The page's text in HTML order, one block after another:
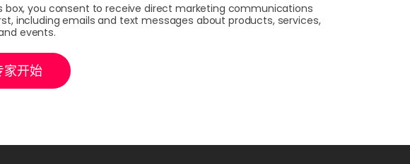
box, you consent to receive direct marketing communications
including emails and text messages about products, services,
events.
家开始